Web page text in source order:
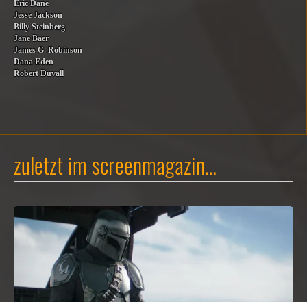
Eric Dane
Jesse Jackson
Billy Steinberg
Jane Baer
James G. Robinson
Dana Eden
Robert Duvall
zuletzt im screenmagazin…